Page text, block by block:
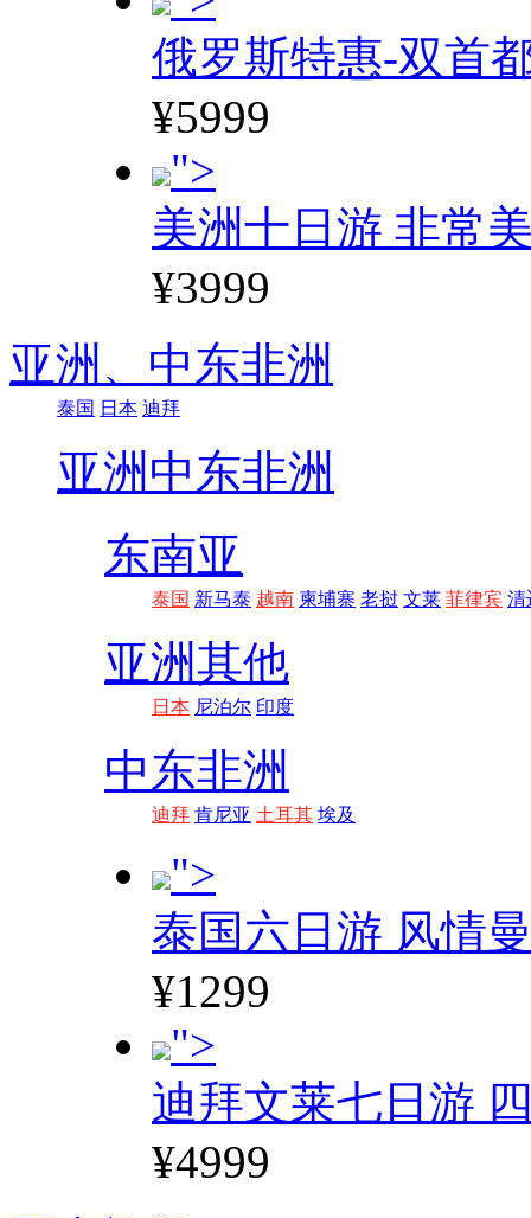
俄罗斯特惠-双首
¥5999
">
美洲十日游 非常
¥3999
亚洲、 中东非洲
泰国 日本 迪拜
亚洲 中东非洲
东南亚
泰国 新马泰 越南 柬埔寨 老挝 文莱 菲律宾 清
亚洲其他
日本 尼泊尔 印度
中东非洲
迪拜 肯尼亚 土耳其 埃及
">
泰国六日游 风情
¥1299
">
迪拜文莱七日游
¥4999